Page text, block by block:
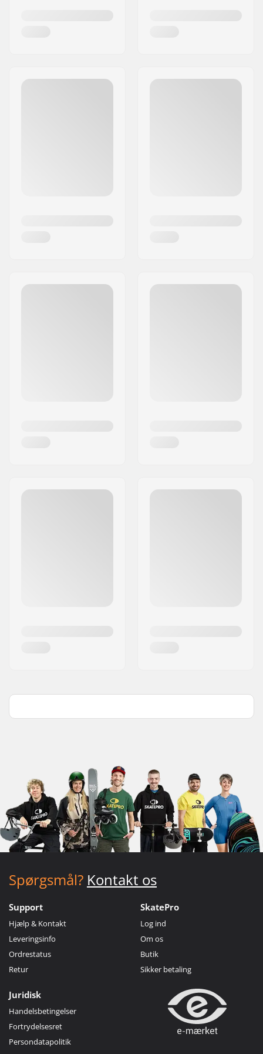
Spørgsmål? Kontakt os
Support
Hjælp & Kontakt
Leveringsinfo
Ordrestatus
Retur
SkatePro
Log ind
Om os
Butik
Sikker betaling
Juridisk
Handelsbetingelser
Fortrydelsesret
Persondatapolitik